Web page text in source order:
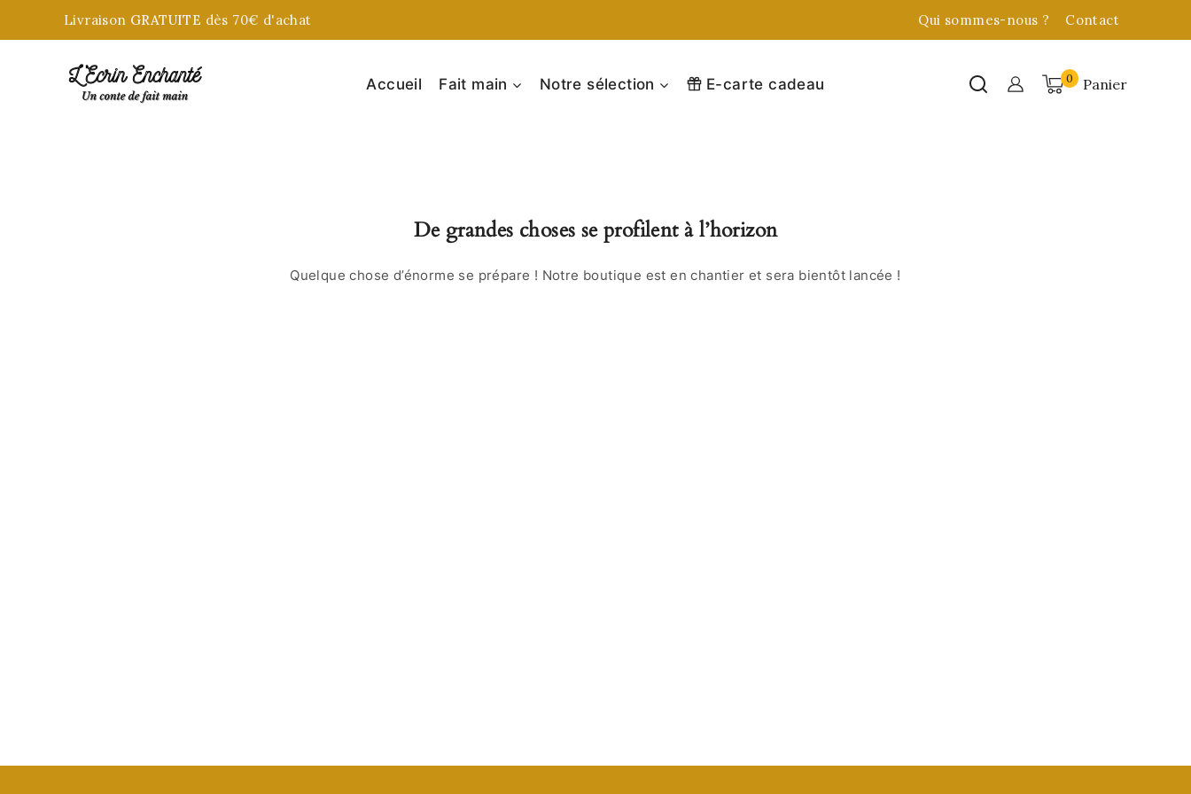
Livraison GRATUITE dès 70€ d'achat Qui sommes-nous ? Contact
Accueil Fait main Notre sélection E-carte cadeau 0 Panier
De grandes choses se profilent à l’horizon
Quelque chose d’énorme se prépare ! Notre boutique est en chantier et sera bientôt lancée !